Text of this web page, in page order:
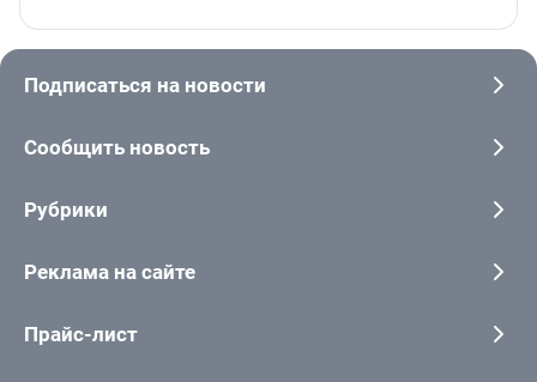
Подписаться на новости
Сообщить новость
Рубрики
Реклама на сайте
Прайс-лист